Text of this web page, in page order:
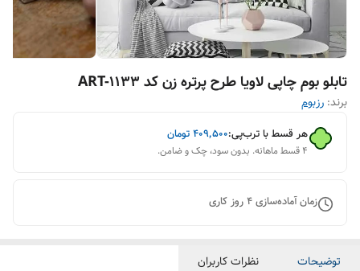
تابلو بوم چاپی لاویا طرح پرتره زن کد ART-1133
برند: رزبوم
هر قسط با ترب‌پی:۴۰۹٬۵۰۰تومان
۴ قسط ماهانه. بدون سود، چک و ضامن.
زمان آماده‌سازی4روز کاری
توضیحات نظرات کاربران